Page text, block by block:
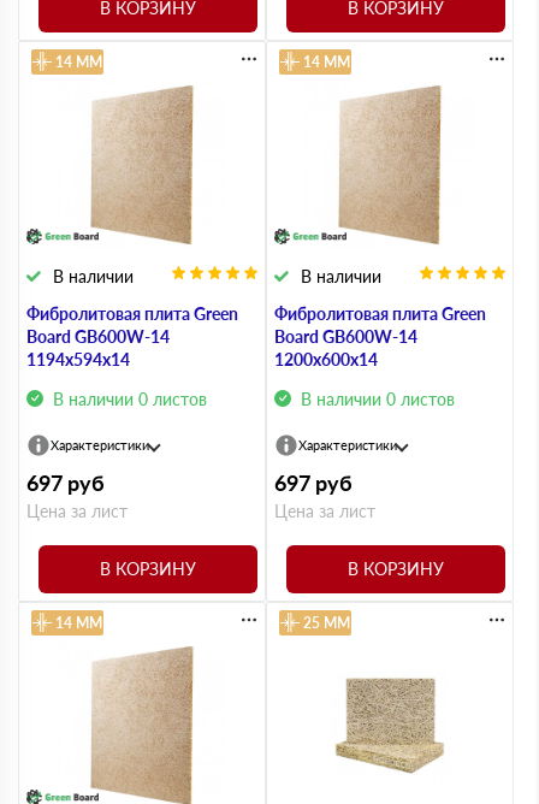
В КОРЗИНУ В КОРЗИНУ
Фибролитовая плита Green
Board GB600W-14
1194х594х14
В наличии 0 листов
В наличии
14 ММ
Характеристики
697 руб
Цена за лист
В КОРЗИНУ
Фибролитовая плита Green
Board GB600W-14
1200х600х14
В наличии 0 листов
В наличии
14 ММ
Характеристики
697 руб
Цена за лист
В КОРЗИНУ
14 ММ 25 ММ